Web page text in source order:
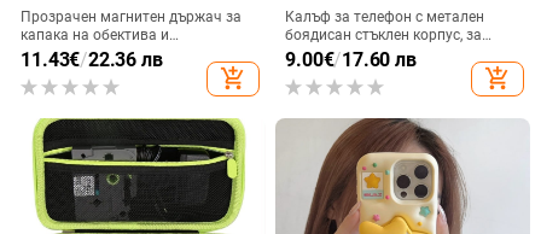
Прозрачен магнитен държач за
капака на обектива и
удароустойчив твърд калъф за
iPhone 17 Pro Max
11.43€/22.36 лв
add_shopping_cart
Калъф за телефон с метален
боядисан стъклен корпус, за
iPhone 11–14 Pro Max,
охлаждане, модел YK263
9.00€/17.60 лв
add_shopping_cart